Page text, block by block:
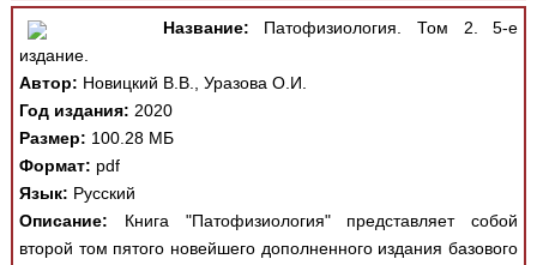
Название: Патофизиология. Том 2. 5-е
издание.
Автор: Новицкий В.В., Уразова О.И.
Год издания: 2020
Размер: 100.28 МБ
Формат: pdf
Язык: Русский
Описание: Книга "Патофизиология" представляет собой
второй том пятого новейшего дополненного издания базового